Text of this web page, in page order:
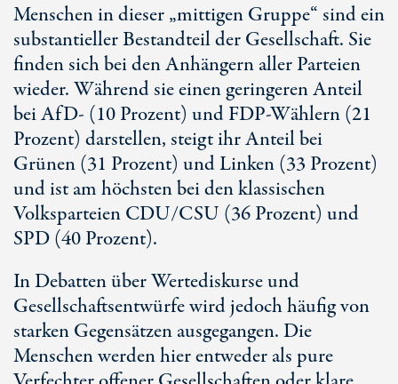
Menschen in dieser „mittigen Gruppe“ sind ein
substantieller Bestandteil der Gesellschaft. Sie
finden sich bei den Anhängern aller Parteien
wieder. Während sie einen geringeren Anteil
bei AfD- (10 Prozent) und FDP-Wählern (21
Prozent) darstellen, steigt ihr Anteil bei
Grünen (31 Prozent) und Linken (33 Prozent)
und ist am höchsten bei den klassischen
Volksparteien CDU/CSU (36 Prozent) und
SPD (40 Prozent).
In Debatten über Wertediskurse und
Gesellschaftsentwürfe wird jedoch häufig von
starken Gegensätzen ausgegangen. Die
Menschen werden hier entweder als pure